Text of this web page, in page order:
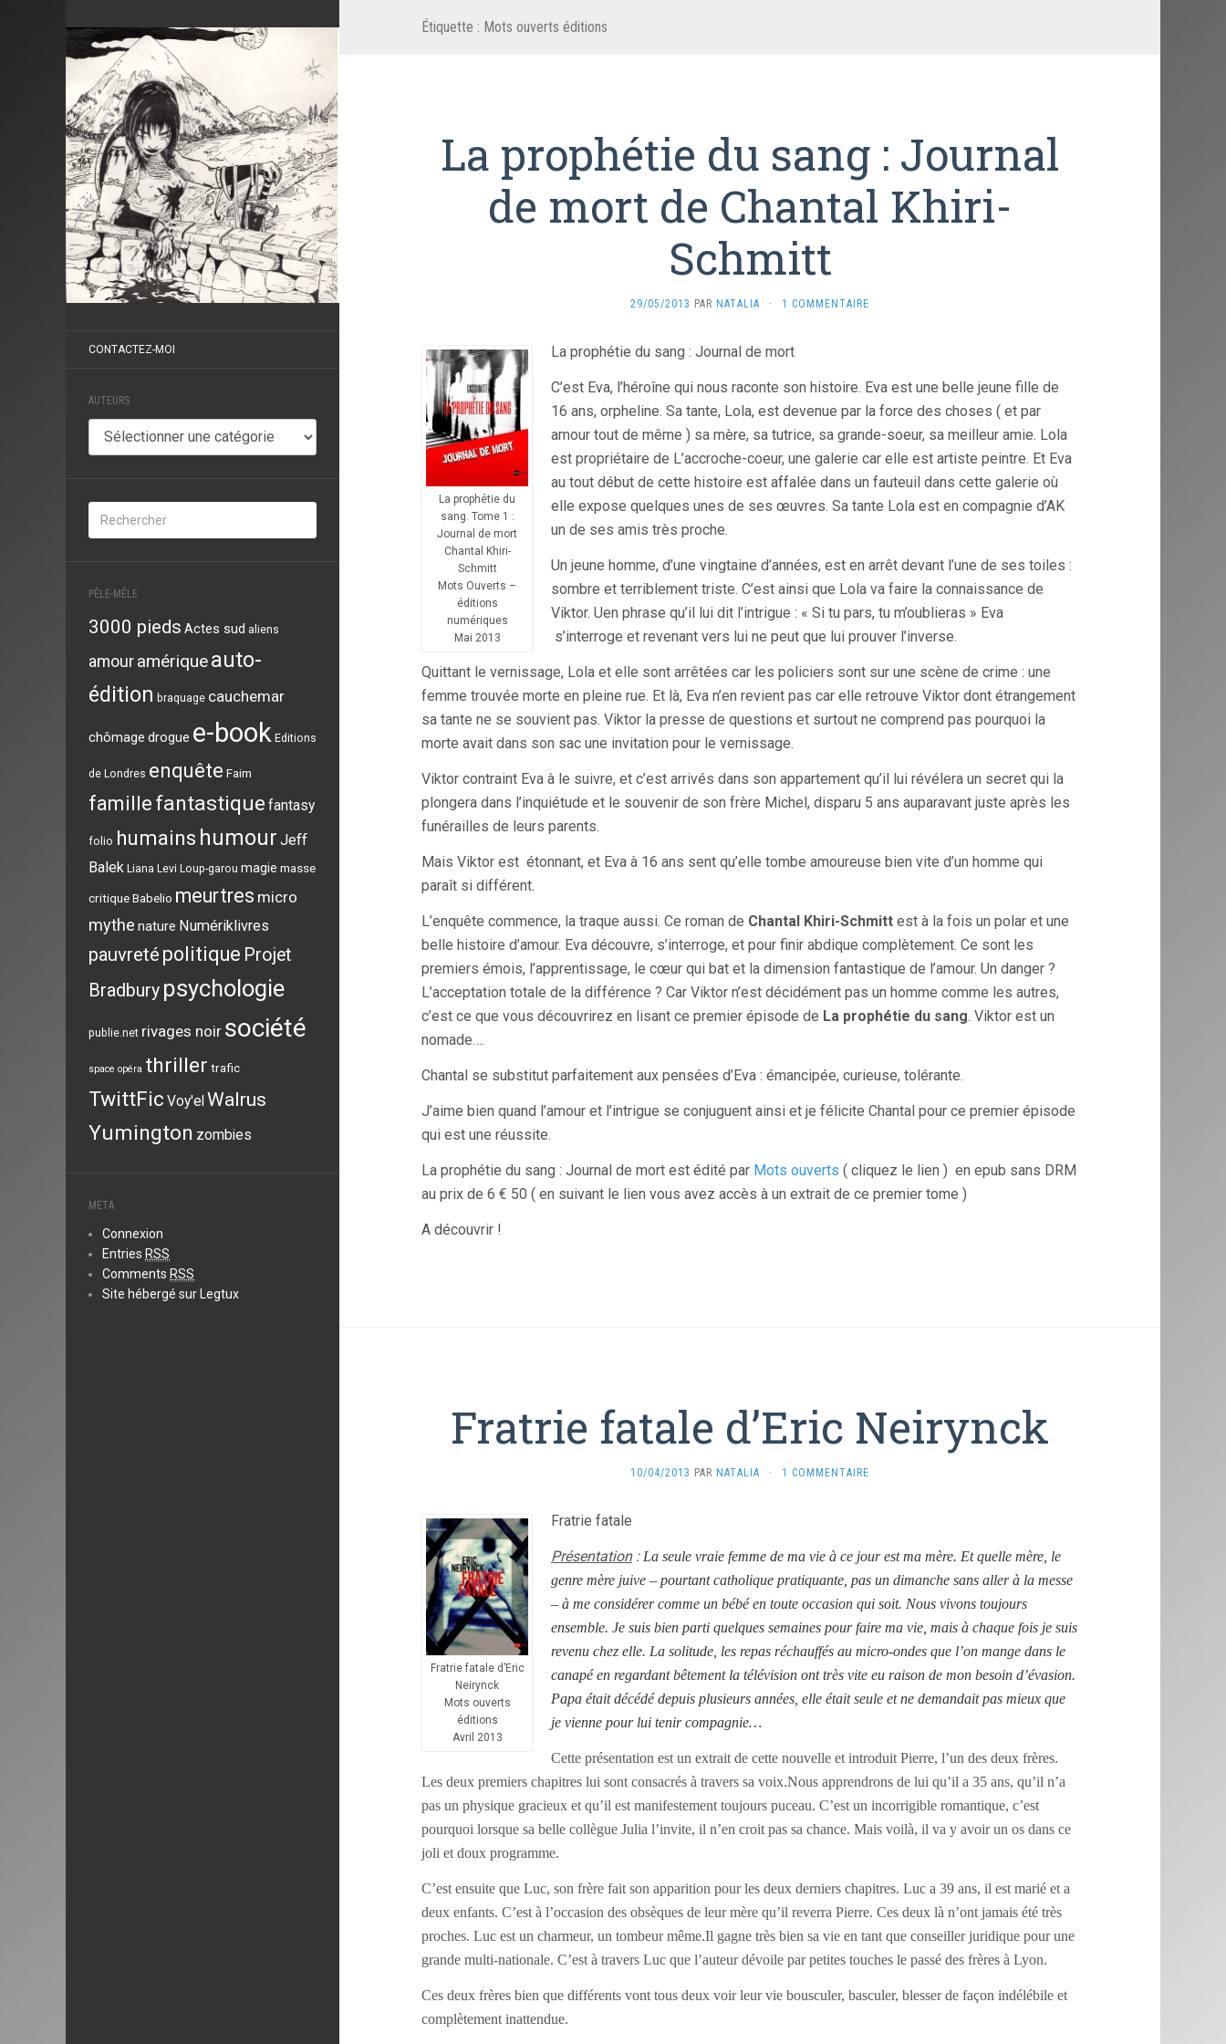
CONTACTEZ-MOI
AUTEURS
Auteurs
PÊLE-MÊLE
3000 pieds Actes sud aliens
amour amériqueauto-
édition braquage cauchemar
chômage drogue e-book Editions
de Londres enquête Faim
famillefantastique fantasy
folio humains humour Jeff
Balek Liana Levi Loup-garou magie masse
critique Babelio meurtres micro
mythe nature Numériklivres
pauvreté politique Projet
Bradbury psychologie
publie.net rivages noir société
space opéra thriller trafic
TwittFic Voy'el Walrus
Yumington zombies
META
Connexion
Entries RSS
Comments RSS
Site hébergé sur Legtux
Étiquette : Mots ouverts éditions
La prophétie du sang : Journal
de mort de Chantal Khiri-
Schmitt
29/05/2013 PAR NATALIA · 1 COMMENTAIRE
La prophétie du
sang. Tome 1 :
Journal de mort
Chantal Khiri-
Schmitt
Mots Ouverts –
éditions
numériques
Mai 2013
La prophétie du sang : Journal de mort
C’est Eva, l’héroîne qui nous raconte son histoire. Eva est une belle jeune fille de
16 ans, orpheline. Sa tante, Lola, est devenue par la force des choses ( et par
amour tout de même ) sa mère, sa tutrice, sa grande-soeur, sa meilleur amie. Lola
est propriétaire de L’accroche-coeur, une galerie car elle est artiste peintre. Et Eva
au tout début de cette histoire est affalée dans un fauteuil dans cette galerie où
elle expose quelques unes de ses œuvres. Sa tante Lola est en compagnie d’AK
un de ses amis très proche.
Un jeune homme, d’une vingtaine d’années, est en arrêt devant l’une de ses toiles :
sombre et terriblement triste. C’est ainsi que Lola va faire la connaissance de
Viktor. Uen phrase qu’il lui dit l’intrigue : « Si tu pars, tu m’oublieras » Eva
s’interroge et revenant vers lui ne peut que lui prouver l’inverse.
Quittant le vernissage, Lola et elle sont arrêtées car les policiers sont sur une scène de crime : une
femme trouvée morte en pleine rue. Et là, Eva n’en revient pas car elle retrouve Viktor dont étrangement
sa tante ne se souvient pas. Viktor la presse de questions et surtout ne comprend pas pourquoi la
morte avait dans son sac une invitation pour le vernissage.
Viktor contraint Eva à le suivre, et c’est arrivés dans son appartement qu’il lui révélera un secret qui la
plongera dans l’inquiétude et le souvenir de son frère Michel, disparu 5 ans auparavant juste après les
funérailles de leurs parents.
Mais Viktor est étonnant, et Eva à 16 ans sent qu’elle tombe amoureuse bien vite d’un homme qui
paraît si différent.
L’enquête commence, la traque aussi. Ce roman de Chantal Khiri-Schmitt est à la fois un polar et une
belle histoire d’amour. Eva découvre, s’interroge, et pour finir abdique complètement. Ce sont les
premiers émois, l’apprentissage, le cœur qui bat et la dimension fantastique de l’amour. Un danger ?
L’acceptation totale de la différence ? Car Viktor n’est décidément pas un homme comme les autres,
c’est ce que vous découvrirez en lisant ce premier épisode de La prophétie du sang. Viktor est un
nomade….
Chantal se substitut parfaitement aux pensées d’Eva : émancipée, curieuse, tolérante.
J’aime bien quand l’amour et l’intrigue se conjuguent ainsi et je félicite Chantal pour ce premier épisode
qui est une réussite.
La prophétie du sang : Journal de mort est édité par Mots ouverts ( cliquez le lien ) en epub sans DRM
au prix de 6 € 50 ( en suivant le lien vous avez accès à un extrait de ce premier tome )
A découvrir !
Fratrie fatale d’Eric Neirynck
10/04/2013 PAR NATALIA · 1 COMMENTAIRE
Fratrie fatale d’Eric
Neirynck
Mots ouverts
éditions
Avril 2013
Fratrie fatale
Présentation: La seule vraie femme de ma vie à ce jour est ma mère. Et quelle mère, le
genre mère juive – pourtant catholique pratiquante, pas un dimanche sans aller à la messe
– à me considérer comme un bébé en toute occasion qui soit. Nous vivons toujours
ensemble. Je suis bien parti quelques semaines pour faire ma vie, mais à chaque fois je suis
revenu chez elle. La solitude, les repas réchauffés au micro-ondes que l’on mange dans le
canapé en regardant bêtement la télévision ont très vite eu raison de mon besoin d’évasion.
Papa était décédé depuis plusieurs années, elle était seule et ne demandait pas mieux que
je vienne pour lui tenir compagnie…
Cette présentation est un extrait de cette nouvelle et introduit Pierre, l’un des deux frères.
Les deux premiers chapitres lui sont consacrés à travers sa voix.Nous apprendrons de lui qu’il a 35 ans, qu’il n’a
pas un physique gracieux et qu’il est manifestement toujours puceau. C’est un incorrigible romantique, c’est
pourquoi lorsque sa belle collègue Julia l’invite, il n’en croit pas sa chance. Mais voilà, il va y avoir un os dans ce
joli et doux programme.
C’est ensuite que Luc, son frère fait son apparition pour les deux derniers chapitres. Luc a 39 ans, il est marié et a
deux enfants. C’est à l’occasion des obsèques de leur mère qu’il reverra Pierre. Ces deux là n’ont jamais été très
proches. Luc est un charmeur, un tombeur même.Il gagne très bien sa vie en tant que conseiller juridique pour une
grande multi-nationale. C’est à travers Luc que l’auteur dévoile par petites touches le passé des frères à Lyon.
Ces deux frères bien que différents vont tous deux voir leur vie bousculer, basculer, blesser de façon indélébile et
complètement inattendue.